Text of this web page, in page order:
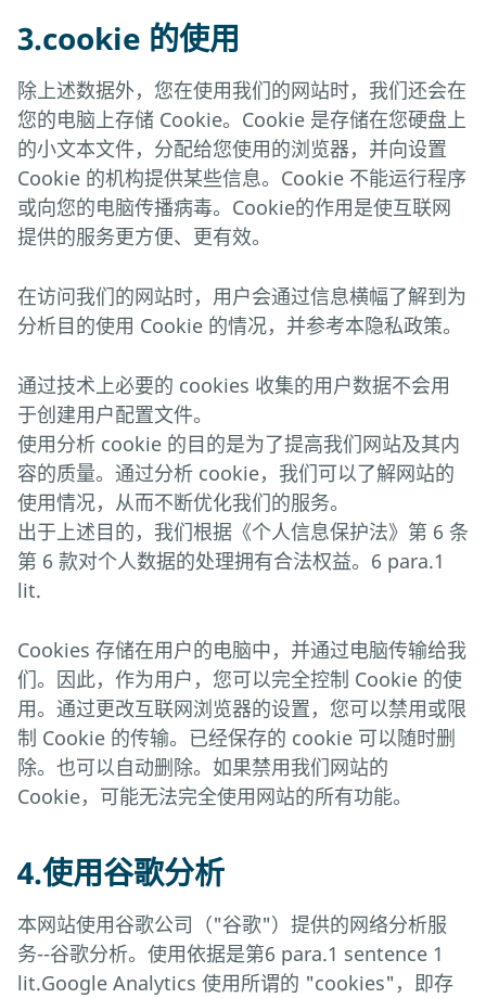
3.cookie 的使用
除上述数据外，您在使用我们的网站时，我们还会在
您的电脑上存储 Cookie。Cookie 是存储在您硬盘上
的小文本文件，分配给您使用的浏览器，并向设置
Cookie 的机构提供某些信息。Cookie 不能运行程序
或向您的电脑传播病毒。Cookie的作用是使互联网
提供的服务更方便、更有效。
在访问我们的网站时，用户会通过信息横幅了解到为
分析目的使用 Cookie 的情况，并参考本隐私政策。
通过技术上必要的 cookies 收集的用户数据不会用
于创建用户配置文件。
使用分析 cookie 的目的是为了提高我们网站及其内
容的质量。通过分析 cookie，我们可以了解网站的
使用情况，从而不断优化我们的服务。
出于上述目的，我们根据《个人信息保护法》第 6 条
第 6 款对个人数据的处理拥有合法权益。6 para.1
lit.
Cookies 存储在用户的电脑中，并通过电脑传输给我
们。因此，作为用户，您可以完全控制 Cookie 的使
用。通过更改互联网浏览器的设置，您可以禁用或限
制 Cookie 的传输。已经保存的 cookie 可以随时删
除。也可以自动删除。如果禁用我们网站的
Cookie，可能无法完全使用网站的所有功能。
4.使用谷歌分析
本网站使用谷歌公司（"谷歌"）提供的网络分析服
务--谷歌分析。使用依据是第6 para.1 sentence 1
lit.Google Analytics 使用所谓的 "cookies"，即存